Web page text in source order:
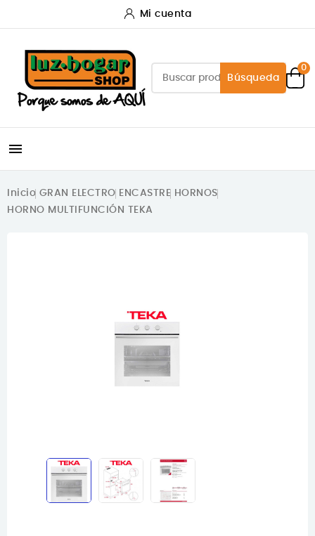
Mi cuenta
Búsqueda
0

Inicio GRAN ELECTRO ENCASTRE HORNOS
HORNO MULTIFUNCIÓN TEKA